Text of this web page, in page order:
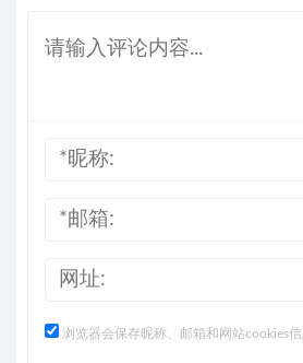
浏览器会保存昵称、邮箱和网站cookies信